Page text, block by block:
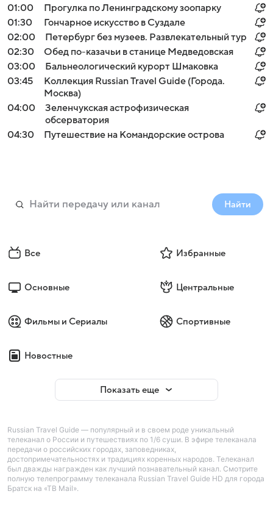
01:00
Прогулка по Ленинградскому зоопарку
01:30
Гончарное искусство в Суздале
02:00
Петербург без музеев. Развлекательный тур
02:30
Обед по-казачьи в станице Медведовская
03:00
Бальнеологический курорт Шмаковка
03:45
Коллекция Russian Travel Guide (Города.
Москва)
04:00
Зеленчукская астрофизическая
обсерватория
04:30
Путешествие на Командорские острова
Найти
Все Избранные
Основные Центральные
Фильмы и Сериалы Спортивные
Новостные
Показать еще
Russian Travel Guide — популярный и в своем роде уникальный
телеканал о России и путешествиях по 1/6 суши. В эфире телеканала
передачи о российских городах, заповедниках,
достопримечательностях и традициях коренных народов. Телеканал
был дважды награжден как лучший познавательный канал. Смотрите
полную телепрограмму телеканала Russian Travel Guide HD для города
Братск на «ТВ Mail».